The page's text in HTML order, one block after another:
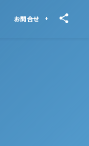
お問合せ